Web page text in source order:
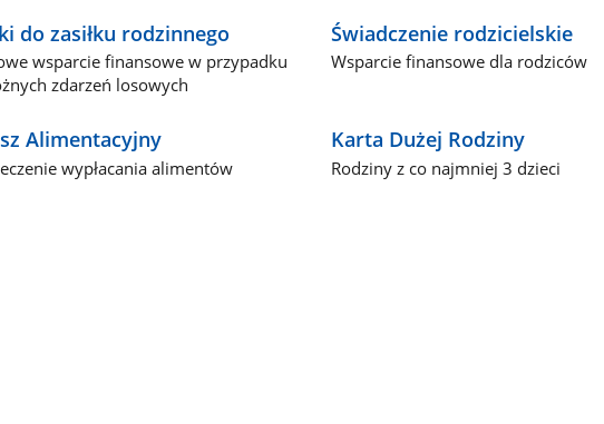
do zasiłku rodzinnego
wsparcie finansowe w przypadku
zdarzeń losowych
Świadczenie rodzicielskie
Wsparcie finansowe dla rodziców
Alimentacyjny
wypłacania alimentów
Karta Dużej Rodziny
Rodziny z co najmniej 3 dzieci